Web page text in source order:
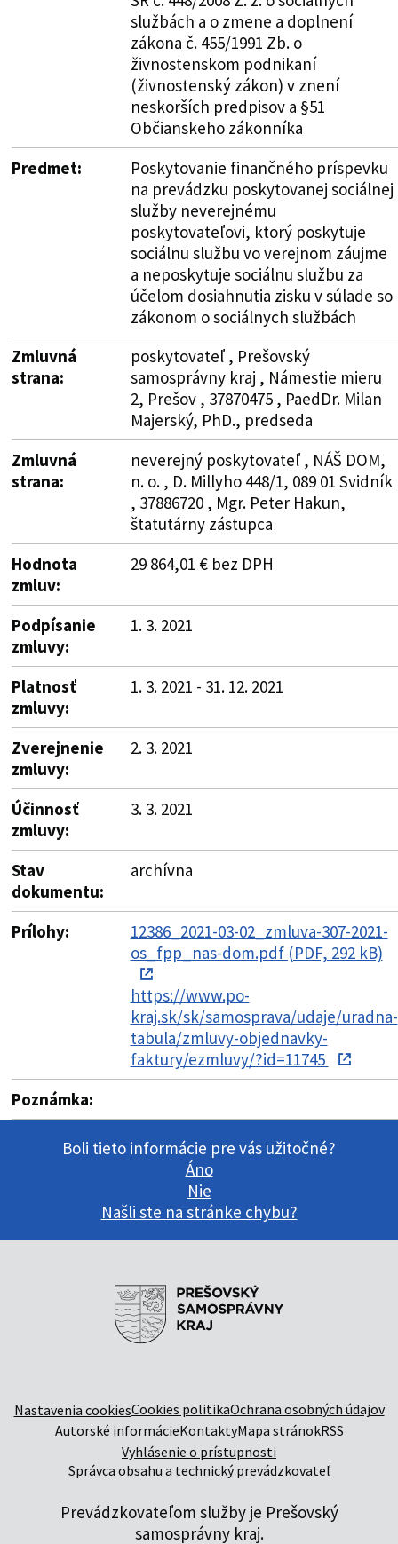
službách a o zmene a doplnení
zákona č. 455/1991 Zb. o
živnostenskom podnikaní
(živnostenský zákon) v znení
neskorších predpisov a §51
Občianskeho zákonníka
Predmet:
Poskytovanie finančného príspevku
na prevádzku poskytovanej sociálnej
služby neverejnému
poskytovateľovi, ktorý poskytuje
sociálnu službu vo verejnom záujme
a neposkytuje sociálnu službu za
účelom dosiahnutia zisku v súlade so
zákonom o sociálnych službách
Zmluvná
strana:
poskytovateľ , Prešovský
samosprávny kraj , Námestie mieru
2, Prešov , 37870475 , PaedDr. Milan
Majerský, PhD., predseda
Zmluvná
strana:
neverejný poskytovateľ , NÁŠ DOM,
n. o. , D. Millyho 448/1, 089 01 Svidník
, 37886720 , Mgr. Peter Hakun,
štatutárny zástupca
Hodnota
zmluv:
29 864,01 € bez DPH
Podpísanie
zmluvy:
1. 3. 2021
Platnosť
zmluvy:
1. 3. 2021 - 31. 12. 2021
Zverejnenie
zmluvy:
2. 3. 2021
Účinnosť
zmluvy:
3. 3. 2021
Stav
dokumentu:
archívna
Prílohy:
12386_2021-03-02_zmluva-307-2021-
os_fpp_nas-dom.pdf (PDF, 292 kB)
https://www.po-
kraj.sk/sk/samosprava/udaje/uradna-
tabula/zmluvy-objednavky-
faktury/ezmluvy/?id=11745
Poznámka:
Boli tieto informácie pre vás užitočné?
Áno
Nie
Našli ste na stránke chybu?
Nastavenia cookiesCookies politikaOchrana osobných údajov
Autorské informácieKontaktyMapa stránokRSS
Vyhlásenie o prístupnosti
Správca obsahu a technický prevádzkovateľ
Prevádzkovateľom služby je Prešovský
samosprávny kraj.